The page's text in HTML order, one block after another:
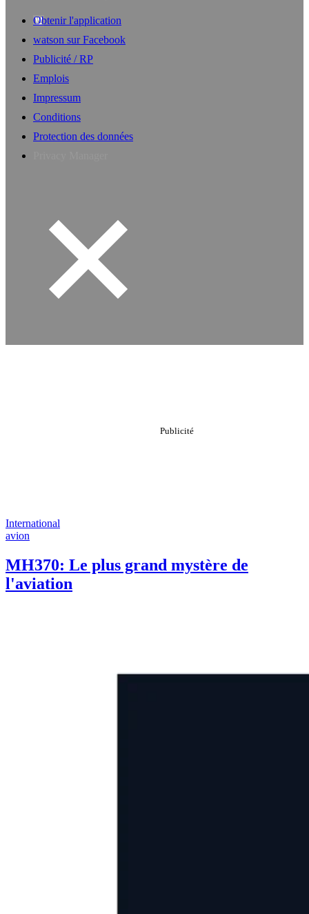
Obtenir l'application
watson sur Facebook
Publicité / RP
Emplois
Impressum
Conditions
Protection des données
International
avion
MH370: Le plus grand mystère de
l'aviation